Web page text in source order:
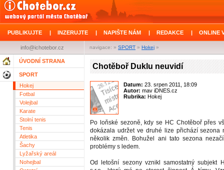
PUBLIKUJTE | INZERUJTE | NAPIŠTE NÁM | REDAKCE | ONLINE
navigace: » SPORT » Hokej »
info@ichotebor.cz
ÚVODNÍ STRANA
SPORT
Hokej
Fotbal
Volejbal
Karate
Stolní tenis
Tenis
Atletika
Šachy
Lyžařský areál
Nohejbal
Chotěboř Duklu neuvidí
Datum: 23. srpen 2011, 18:09
Autor: mav iDNES.cz
Rubrika: Hokej
Po loňské sezoně, kdy se HC Chotěboř přes
dokázala udržet ve druhé lize přichází sezona
několik změn. Bohužel ani tato sezona
problémy s ledem.
Od letošní sezony vznikl samostatný subjekt